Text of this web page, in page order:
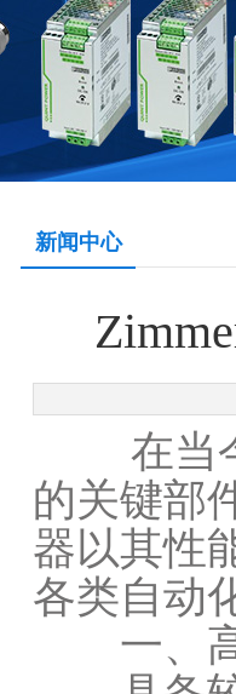
新闻中心
在当今
的关键部
器以其性
各类自动
一、高